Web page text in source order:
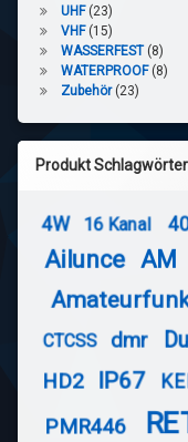
UHF (23)
VHF (15)
WASSERFEST (8)
WATERPROOF (8)
Zubehör (23)
Produkt Schlagwörter
4W 16 Kanal
Ailunce AM
CTCSS dmr
HD2 IP67
PMR446